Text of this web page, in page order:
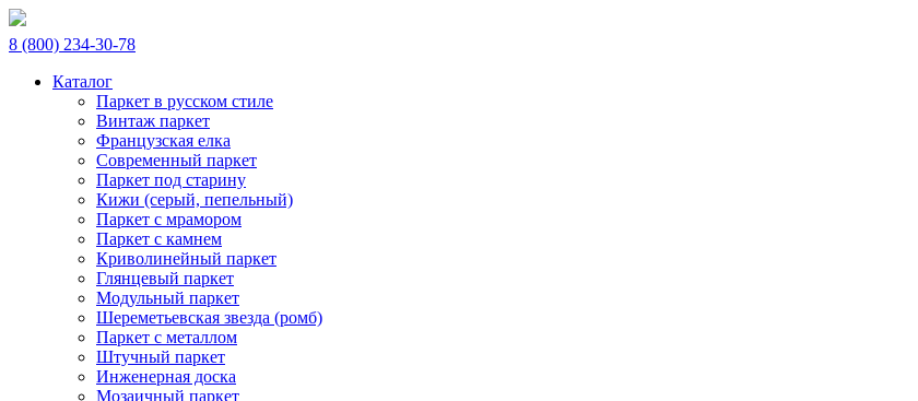
8 (800) 234-30-78
Каталог
Паркет в русском стиле
Винтаж паркет
Французская елка
Современный паркет
Паркет под старину
Кижи (серый, пепельный)
Паркет с мрамором
Паркет с камнем
Криволинейный паркет
Глянцевый паркет
Модульный паркет
Шереметьевская звезда (ромб)
Паркет с металлом
Штучный паркет
Инженерная доска
Мозаичный паркет